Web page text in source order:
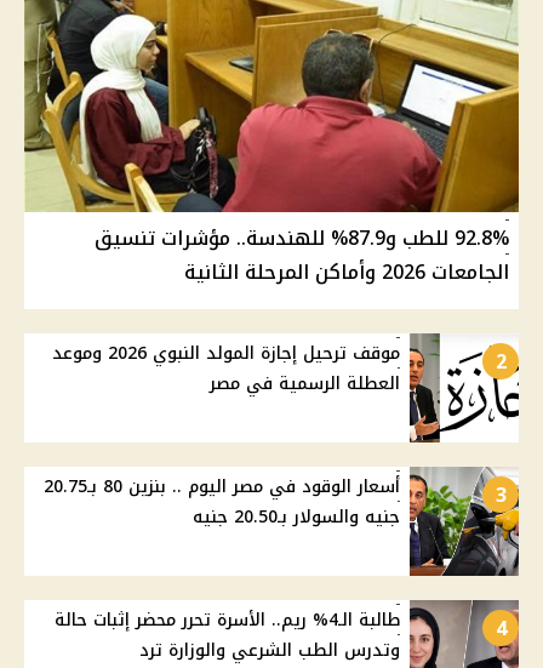
92.8% للطب و87.9% للهندسة.. مؤشرات تنسيق
الجامعات 2026 وأماكن المرحلة الثانية
2
موقف ترحيل إجازة المولد النبوي 2026 وموعد
العطلة الرسمية في مصر
3
أسعار الوقود في مصر اليوم .. بنزين 80 بـ20.75
جنيه والسولار بـ20.50 جنيه
4
طالبة الـ4% ريم.. الأسرة تحرر محضر إثبات حالة
وتدرس الطب الشرعي والوزارة ترد